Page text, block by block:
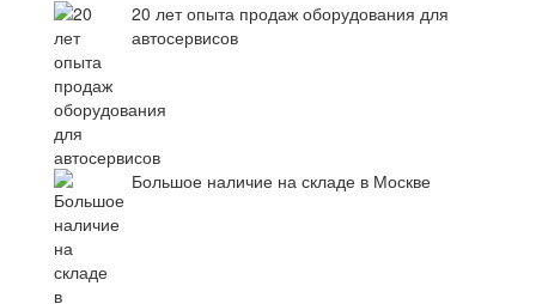
20 лет опыта продаж оборудования для
автосервисов
Большое наличие на складе в Москве